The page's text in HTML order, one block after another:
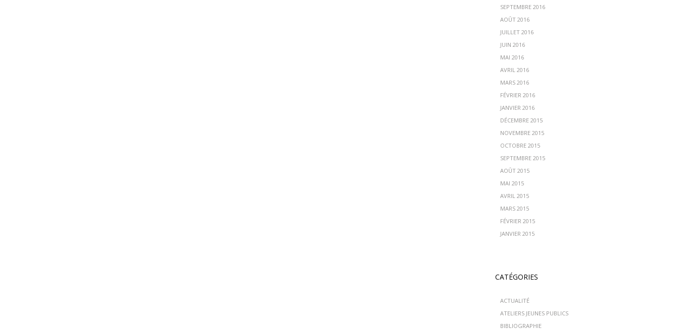
SEPTEMBRE 2016
AOÛT 2016
JUILLET 2016
JUIN 2016
MAI 2016
AVRIL 2016
MARS 2016
FÉVRIER 2016
JANVIER 2016
DÉCEMBRE 2015
NOVEMBRE 2015
OCTOBRE 2015
SEPTEMBRE 2015
AOÛT 2015
MAI 2015
AVRIL 2015
MARS 2015
FÉVRIER 2015
JANVIER 2015
CATÉGORIES
ACTUALITÉ
ATELIERS JEUNES PUBLICS
BIBLIOGRAPHIE